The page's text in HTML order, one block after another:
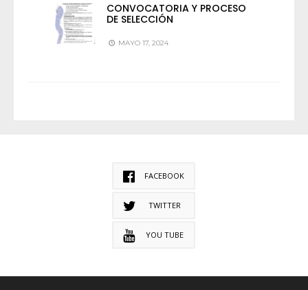
CONVOCATORIA Y PROCESO
DE SELECCIÓN
MAYO 17, 2024
FACEBOOK
TWITTER
YOU TUBE